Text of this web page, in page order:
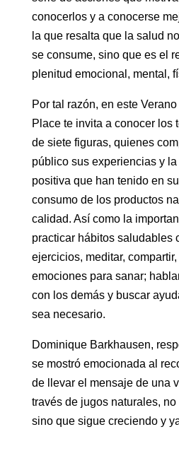
conocerlos y a conocerse
la que resalta que la salud
se consume, sino que es el
plenitud emocional, mental,
Por tal razón, en este
Place te invita a conocer los
de siete figuras, quienes
público sus experiencias y
positiva que han tenido en
consumo de los productos
calidad. Así como la
practicar hábitos saludables
ejercicios, meditar,
emociones para sanar;
con los demás y buscar
sea necesario.
Dominique Barkhausen,
se mostró emocionada al
de llevar el mensaje de una
través de jugos naturales,
sino que sigue creciendo y